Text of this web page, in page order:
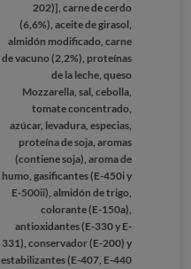
202)], carne de cerdo
(6,6%), aceite de girasol,
almidón modificado, carne
de vacuno (2,2%), proteínas
de la leche, queso
Mozzarella, sal, cebolla,
tomate concentrado,
azúcar, levadura, especias,
proteína de soja, aromas
(contiene soja), aroma de
humo, gasificantes (E-450i y
E-500ii), almidón de trigo,
colorante (E-150a),
antioxidantes (E-330 y E-
331), conservador (E-200) y
estabilizantes (E-407, E-440